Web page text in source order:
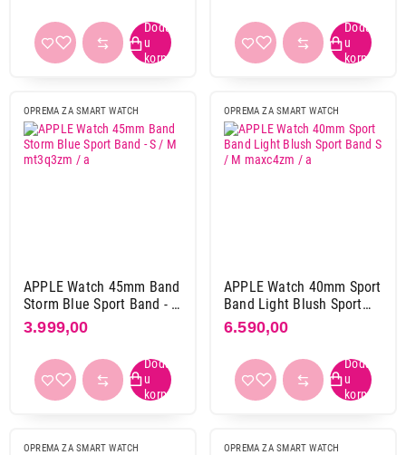
OPREMA ZA SMART WATCH
APPLE Watch 45mm Band
Storm Blue Sport Band - S
/ M mt3q3zm / a
3.999,00
OPREMA ZA SMART WATCH
APPLE Watch 40mm Sport
Band Light Blush Sport
Band S / M maxc4zm / a
6.590,00
OPREMA ZA SMART WATCH OPREMA ZA SMART WATCH